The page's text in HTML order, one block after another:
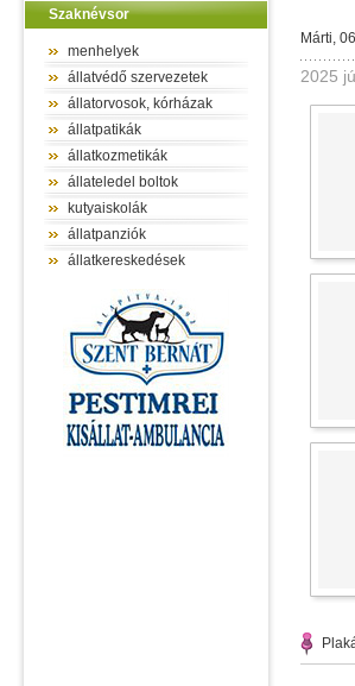
Szaknévsor
menhelyek
állatvédő szervezetek
állatorvosok, kórházak
állatpatikák
állatkozmetikák
állateledel boltok
kutyaiskolák
állatpanziók
állatkereskedések
Márti,
2025